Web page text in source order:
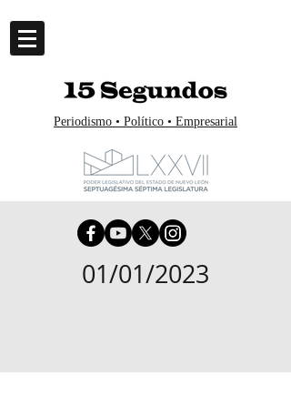
Periodismo • Político • Empresarial
01/01/2023